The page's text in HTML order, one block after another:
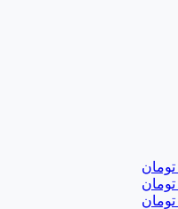
تومان
تومان
تومان